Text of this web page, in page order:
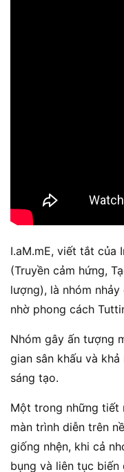
I.aM.mE, viết tắt của
(Truyền cảm hứng,
lượng), là nhóm
nhờ phong cách
Nhóm gây ấn tượng
gian sân khấu và
sáng tạo.
Một trong những tiết
màn trình diễn trên
giống nhện, khi cả
bụng và liên tục biến